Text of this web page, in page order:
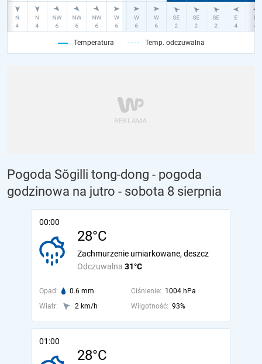
Temperatura Temp. odczuwalna
Pogoda Sŏgilli tong-dong - pogoda
godzinowa na jutro - sobota 8 sierpnia
00:00
28°C
Odczuwalna 31°C
Zachmurzenie umiarkowane, deszcz
Opad: 0.6 mm Ciśnienie: 1004 hPa
Wiatr:
2 km/h Wilgotność: 93%
01:00
28°C